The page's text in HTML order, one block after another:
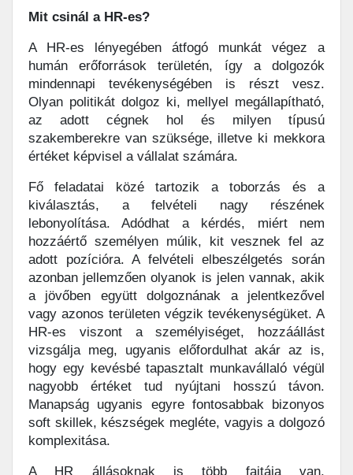
Mit csinál a HR-es?
A HR-es lényegében átfogó munkát végez a
humán erőforrások területén, így a dolgozók
mindennapi tevékenységében is részt vesz.
Olyan politikát dolgoz ki, mellyel megállapítható,
az adott cégnek hol és milyen típusú
szakemberekre van szüksége, illetve ki mekkora
értéket képvisel a vállalat számára.
Fő feladatai közé tartozik a toborzás és a
kiválasztás, a felvételi nagy részének
lebonyolítása. Adódhat a kérdés, miért nem
hozzáértő személyen múlik, kit vesznek fel az
adott pozícióra. A felvételi elbeszélgetés során
azonban jellemzően olyanok is jelen vannak, akik
a jövőben együtt dolgoznának a jelentkezővel
vagy azonos területen végzik tevékenységüket. A
HR-es viszont a személyiséget, hozzáállást
vizsgálja meg, ugyanis előfordulhat akár az is,
hogy egy kevésbé tapasztalt munkavállaló végül
nagyobb értéket tud nyújtani hosszú távon.
Manapság ugyanis egyre fontosabbak bizonyos
soft skillek, készségek megléte, vagyis a dolgozó
komplexitása.
A HR állásoknak is több fajtája van,